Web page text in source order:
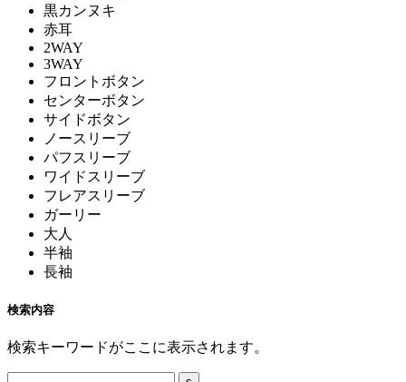
黒カンヌキ
赤耳
2WAY
3WAY
フロントボタン
センターボタン
サイドボタン
ノースリーブ
パフスリーブ
ワイドスリーブ
フレアスリーブ
ガーリー
大人
半袖
長袖
検索内容
検索キーワードがここに表示されます。